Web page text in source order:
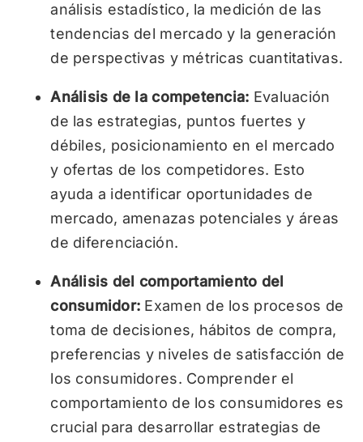
análisis estadístico, la medición de las
tendencias del mercado y la generación
de perspectivas y métricas cuantitativas.
Análisis de la competencia: Evaluación
de las estrategias, puntos fuertes y
débiles, posicionamiento en el mercado
y ofertas de los competidores. Esto
ayuda a identificar oportunidades de
mercado, amenazas potenciales y áreas
de diferenciación.
Análisis del comportamiento del
consumidor: Examen de los procesos de
toma de decisiones, hábitos de compra,
preferencias y niveles de satisfacción de
los consumidores. Comprender el
comportamiento de los consumidores es
crucial para desarrollar estrategias de